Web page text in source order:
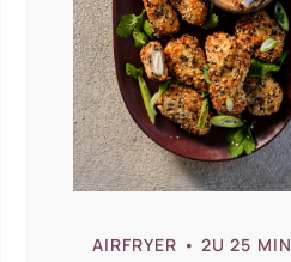
AIRFRYER • 2U 25 MIN